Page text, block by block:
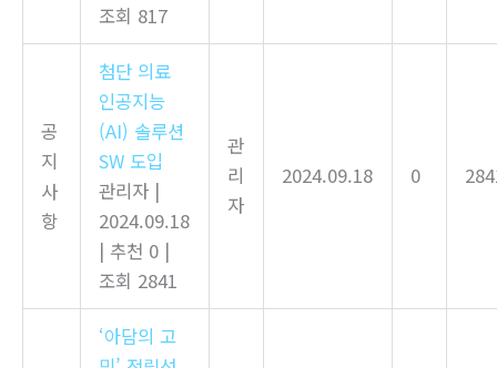
조회 817
공
지
사
항
첨단 의료
인공지능
(AI) 솔루션
SW 도입
관리자 |
2024.09.18
| 추천 0 |
조회 2841
관
리
자
2024.09.18 0
‘아담의 고